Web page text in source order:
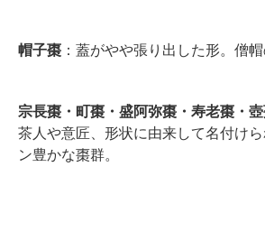
帽子棗 ：蓋がやや張り出した形。僧帽
宗長棗・町棗・盛阿弥棗・寿老棗・
茶人や意匠、形状に由来して名付け
ン豊かな棗群。